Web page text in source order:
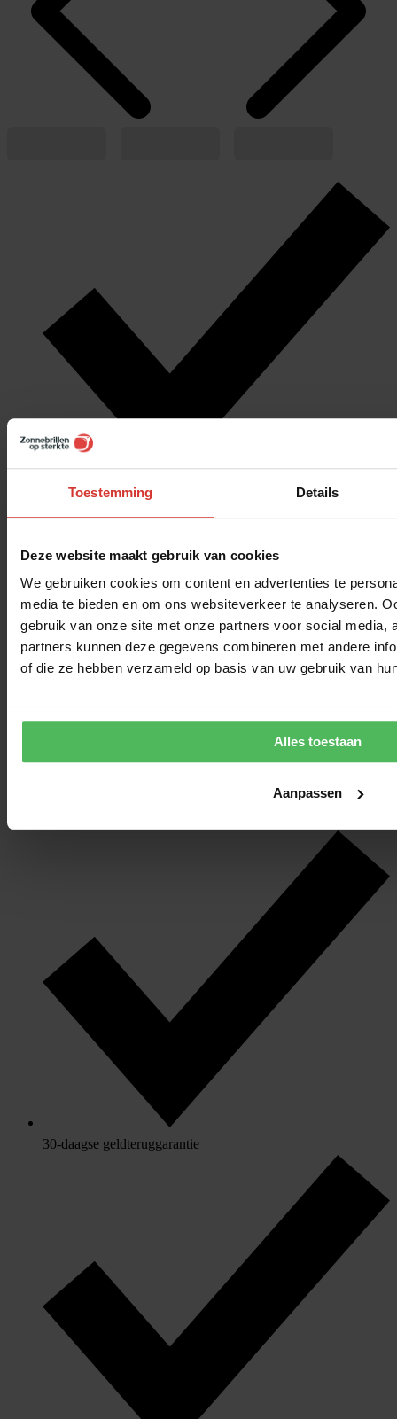
Toestemming Details
Deze website maakt gebruik van cookies
We gebruiken cookies om content en advertenties te
media te bieden en om ons websiteverkeer te analyseren.
gebruik van onze site met onze partners voor social media,
partners kunnen deze gegevens combineren met andere
of die ze hebben verzameld op basis van uw gebruik van
Alles toestaan
Aanpassen
Klantbeoordeling
30-daagse geldteruggarantie